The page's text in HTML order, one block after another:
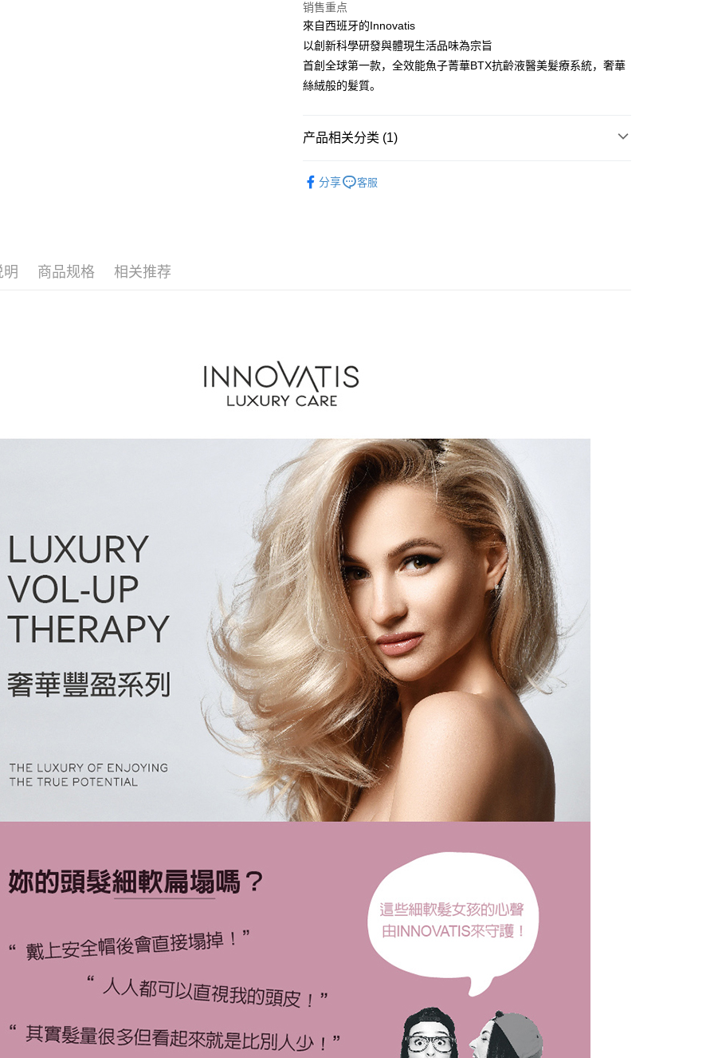
台湾中小企业银行
汇丰（台湾）商业银行
联邦商业银行
远东国际商业银行
玉山商业银行
星展（台湾）商业银行
台新国际商业银行
国泰世华商业银行
台湾中小企业银行
汇丰（台湾）商业银行
华泰商业银行
联邦商业银行
远东国际商业银行
元大商业银行
台湾乐天信用卡公司
Apple Pay
悠遊付
Plus PAY
ATM付款
每笔NT$80，满NT$2,000(含以上)免运费
付款後7-11取貨
新竹貨運
每笔NT$80，满NT$2,000(含以上)免运费
離島宅配
每笔NT$120，满NT$2,000(含以上)免运费
销售重点
來自西班牙的Innovatis
以創新科學研發與體現生活品味為宗旨
首創全球第一款，全效能魚子菁華BTX抗齡液醫美髮療系統，奢華
絲絨般的髮質。
产品相关分类 (1)
分享
客服
明 商品规格 相关推荐